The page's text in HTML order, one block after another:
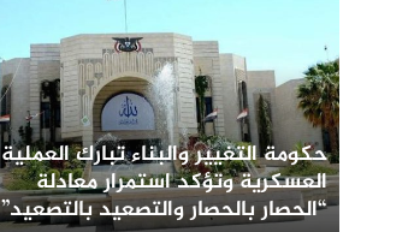
حكومة التغيير والبناء تبارك العملية
العسكرية وتؤكد استمرار معادلة
“الحصار بالحصار والتصعيد بالتصعيد”